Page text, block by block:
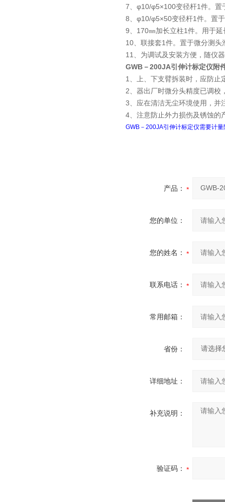
7、φ10/φ5×100变径杆1件。置
8、φ10/φ5×50变径杆1件。置
9、170㎜加长立柱1件。用于
10、联接套1件。置于微分测
11、为调试及安装方便，随仪
GWB－200JA引伸计标定仪附
1、上、下支臂拆装时，应防止
2、器出厂时微分头精度已调校
3、应在清洁无尘环境使用，并
4、注意防止外力损伤及锈蚀的
GWB－200JA引伸计标定仪需要计
产品：
您的单位：
您的姓名：
联系电话：
常用邮箱：
省份：
详细地址：
补充说明：
验证码：